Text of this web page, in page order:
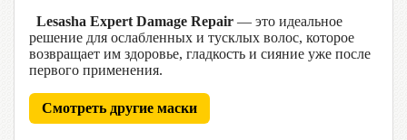
Lesasha Expert Damage Repair — это идеальное
решение для ослабленных и тусклых волос, которое
возвращает им здоровье, гладкость и сияние уже после
первого применения.
Смотреть другие маски